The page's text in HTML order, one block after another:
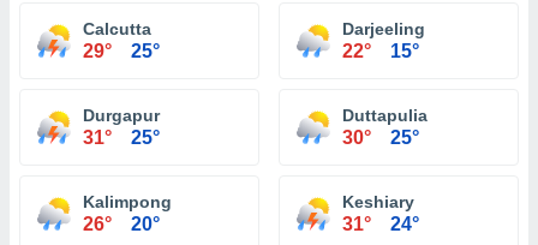
Calcutta
29° 25°
Darjeeling
22° 15°
Durgapur
31° 25°
Duttapulia
30° 25°
Kalimpong
26° 20°
Keshiary
31° 24°